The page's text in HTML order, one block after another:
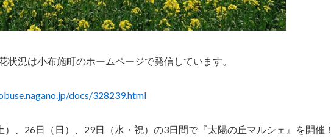
状況は小布施町のホームページで発信しています。
docs/328239.html
）、26日（日）、29日（水・祝）の3日間で『太陽の丘マルシェ』を開催！